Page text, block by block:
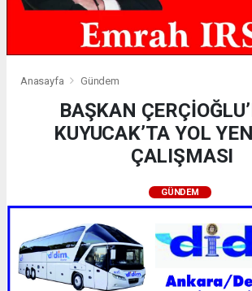
Anasayfa Gündem
BAŞKAN
KUYUCAK’TA YOL
ÇALIŞMASI
GÜNDEM